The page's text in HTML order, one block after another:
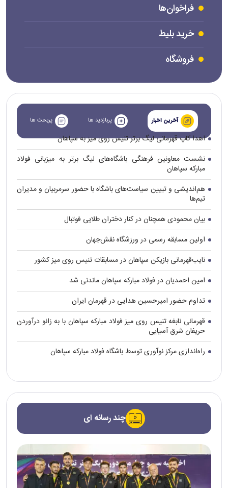
فراخوان‌ها
خرید بلیط
فروشگاه
آخرین اخبار پربازدید ها پربحث ها
اهدا کاپ قهرمانی لیگ برتر تنیس روی میز به سپاهان
نشست معاونین فرهنگی باشگاه‌های لیگ برتر به میزبانی فولاد
مبارکه سپاهان
هم‌اندیشی و تبیین سیاست‌های باشگاه با حضور سرمربیان و مدیران
تیم‌ها
بیان محمودی همچنان در کنار دختران طلایی فوتبال
اولین مسابقه رسمی در ورزشگاه نقش‌جهان
نایب‌قهرمانی بازیکن سپاهان در مسابقات تنیس روی میز کشور
امین احمدیان در فولاد مبارکه سپاهان ماندنی شد
تداوم حضور امیرحسین هدایی در قهرمان ایران
قهرمانی نابغه تنیس روی میز فولاد مبارکه سپاهان با به زانو درآوردن
حریفان شرق آسیایی
راه‌اندازی مرکز نوآوری توسط باشگاه فولاد مبارکه سپاهان
چند رسانه ای